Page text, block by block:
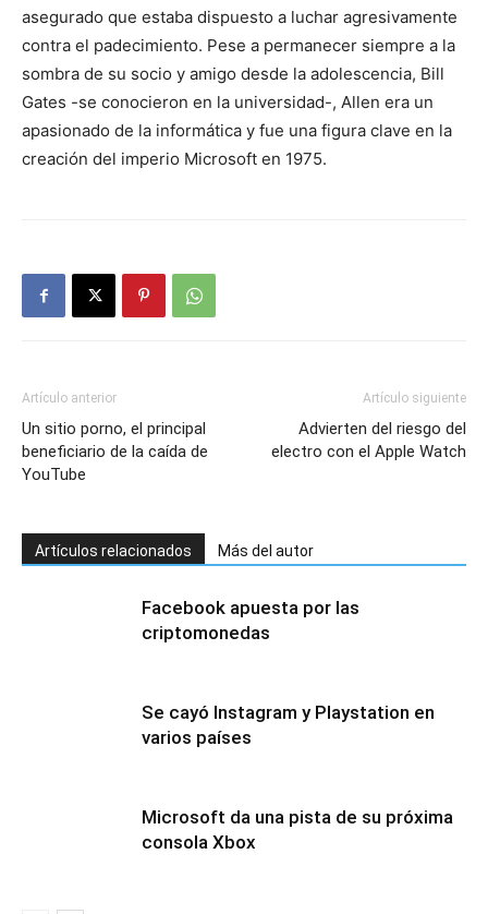
asegurado que estaba dispuesto a luchar agresivamente
contra el padecimiento. Pese a permanecer siempre a la
sombra de su socio y amigo desde la adolescencia, Bill
Gates -se conocieron en la universidad-, Allen era un
apasionado de la informática y fue una figura clave en la
creación del imperio Microsoft en 1975.
Artículo anterior
Un sitio porno, el principal
beneficiario de la caída de
YouTube
Artículo siguiente
Advierten del riesgo del
electro con el Apple Watch
Artículos relacionados Más del autor
Facebook apuesta por las
criptomonedas
Se cayó Instagram y Playstation en
varios países
Microsoft da una pista de su próxima
consola Xbox